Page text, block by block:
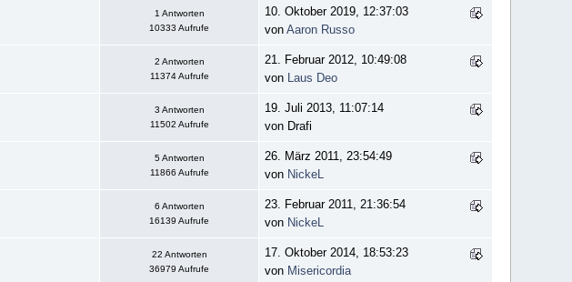
1 Antworten
10333 Aufrufe
10. Oktober 2019, 12:37:03
vonAaron Russo
2 Antworten
11374 Aufrufe
21. Februar 2012, 10:49:08
von Laus Deo
3 Antworten
11502 Aufrufe
19. Juli 2013, 11:07:14
von Drafi
5 Antworten
11866 Aufrufe
26. März 2011, 23:54:49
von NickeL
6 Antworten
16139 Aufrufe
23. Februar 2011, 21:36:54
von NickeL
22 Antworten
36979 Aufrufe
17. Oktober 2014, 18:53:23
von Misericordia